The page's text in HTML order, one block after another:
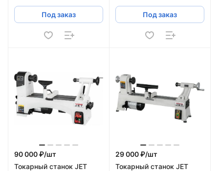
Под заказ Под заказ
90 000 ₽/шт
Токарный станок JET
29 000 ₽/шт
Токарный станок JET